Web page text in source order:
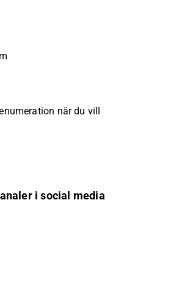
när du vill
i social media